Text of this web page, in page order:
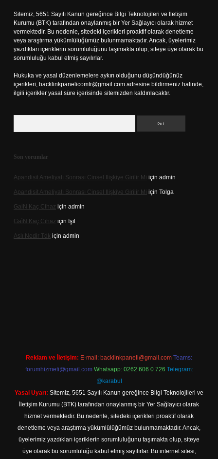
Sitemiz, 5651 Sayılı Kanun gereğince Bilgi Teknolojileri ve İletişim
Kurumu (BTK) tarafından onaylanmış bir Yer Sağlayıcı olarak hizmet
vermektedir. Bu nedenle, sitedeki içerikleri proaktif olarak denetleme
veya araştırma yükümlülüğümüz bulunmamaktadır. Ancak, üyelerimiz
yazdıkları içeriklerin sorumluluğunu taşımakta olup, siteye üye olarak bu
sorumluluğu kabul etmiş sayılırlar.
Hukuka ve yasal düzenlemelere aykırı olduğunu düşündüğünüz
içerikleri, backlinkpanelicomtr@gmail.com adresine bildirmeniz halinde,
ilgili içerikler yasal süre içerisinde sitemizden kaldırılacaktır.
Son yorumlar
Apandisit Ameliyatı Sonrası Cinsel Ilişkiye Girilir Mi için admin
Apandisit Ameliyatı Sonrası Cinsel Ilişkiye Girilir Mi için Tolga
Gai̇N Kaç Cihaz için admin
Gai̇N Kaç Cihaz için Işıl
Aslı Nedir Tdk için admin
Reklam ve İletişim: E-mail: backlinkpaneli@gmail.com Teams:
forumhizmeti@gmail.com Whatsapp: 0262 606 0 726 Telegram:
@karabul
Yasal Uyarı: Sitemiz, 5651 Sayılı Kanun gereğince Bilgi Teknolojileri ve
İletişim Kurumu (BTK) tarafından onaylanmış bir Yer Sağlayıcı olarak
hizmet vermektedir. Bu nedenle, sitedeki içerikleri proaktif olarak
denetleme veya araştırma yükümlülüğümüz bulunmamaktadır. Ancak,
üyelerimiz yazdıkları içeriklerin sorumluluğunu taşımakta olup, siteye
üye olarak bu sorumluluğu kabul etmiş sayılırlar. Bu internet sitesi,